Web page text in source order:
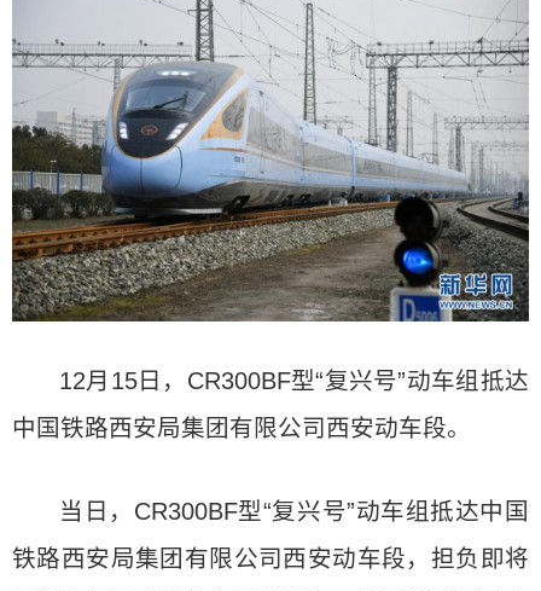
12月15日，CR300BF型“复兴号”动车组抵达
中国铁路西安局集团有限公司西安动车段。
当日，CR300BF型“复兴号”动车组抵达中国
铁路西安局集团有限公司西安动车段，担负即将